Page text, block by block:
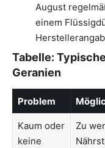
August
einem
Tabelle:
Geranien
Problem
Kaum oder
keine
Zu